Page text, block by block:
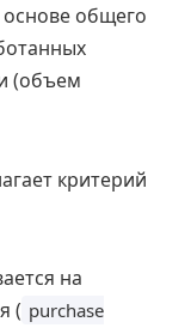
основе общего
(объем
критерий
на
( purchase